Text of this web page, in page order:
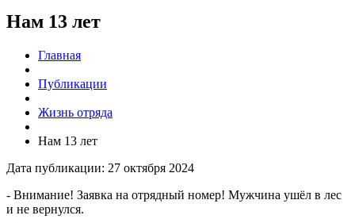
Нам 13 лет
Главная
Публикации
Жизнь отряда
Нам 13 лет
Дата публикации: 27 октября 2024
- Внимание! Заявка на отрядный номер! Мужчина ушёл в лес
и не вернулся.